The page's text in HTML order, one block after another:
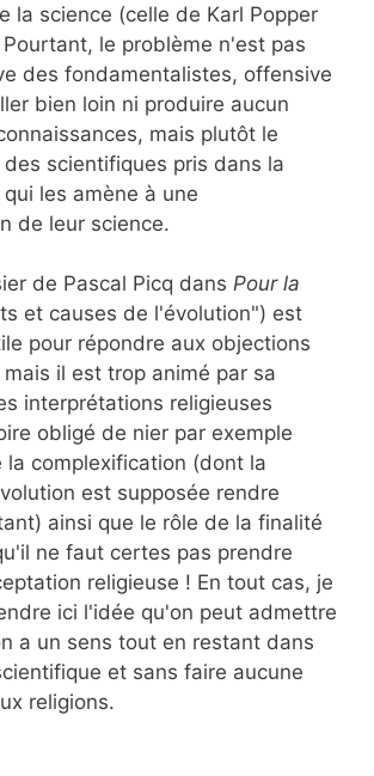
la science (celle de Karl Popper
le problème n'est pas
des fondamentalistes, offensive
bien loin ni produire aucun
mais plutôt le
scientifiques pris dans la
les amène à une
de leur science.
de Pascal Picq dans Pour la
et causes de l'évolution") est
pour répondre aux objections
il est trop animé par sa
interprétations religieuses
obligé de nier par exemple
la complexification (dont la
est supposée rendre
ainsi que le rôle de la finalité
ne faut certes pas prendre
religieuse ! En tout cas, je
ici l'idée qu'on peut admettre
a un sens tout en restant dans
et sans faire aucune
religions.